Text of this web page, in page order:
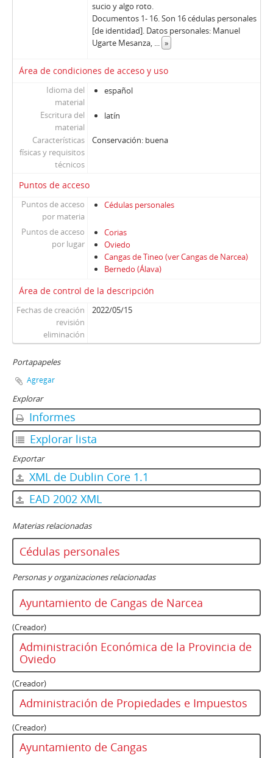
sucio y algo roto.
Documentos 1- 16. Son 16 cédulas personales
[de identidad]. Datos personales: Manuel
Ugarte Mesanza, ... »
Área de condiciones de acceso y uso
Idioma del
material
español
Escritura del
material
latín
Características
físicas y requisitos
técnicos
Conservación: buena
Puntos de acceso
Puntos de acceso
por materia
Cédulas personales
Puntos de acceso
por lugar
Corias
Oviedo
Cangas de Tineo (ver Cangas de Narcea)
Bernedo (Álava)
Área de control de la descripción
Fechas de creación
revisión
eliminación
2022/05/15
Portapapeles
Agregar
Explorar
Informes
Explorar lista
Exportar
XML de Dublin Core 1.1
EAD 2002 XML
Materias relacionadas
Cédulas personales
Personas y organizaciones relacionadas
Ayuntamiento de Cangas de Narcea
(Creador)
Administración Económica de la Provincia de
Oviedo
(Creador)
Administración de Propiedades e Impuestos
(Creador)
Ayuntamiento de Cangas